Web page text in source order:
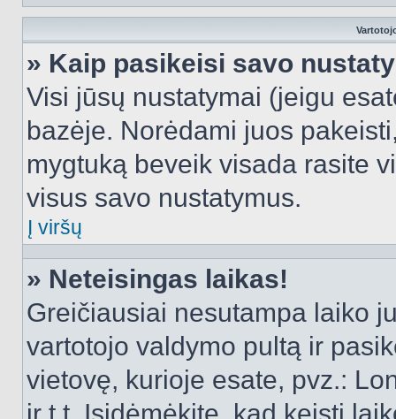
» Kaip pasikeisi savo
Visi jūsų nustatymai (jeigu
bazėje. Norėdami juos
mygtuką beveik visada rasite
visus savo nustatymus.
Į viršų
» Neteisingas laikas!
Greičiausiai nesutampa laiko
vartotojo valdymo pultą ir
vietovę, kurioje esate, pvz.: